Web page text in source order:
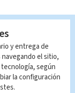
y entrega de
el sitio,
según
la configuración